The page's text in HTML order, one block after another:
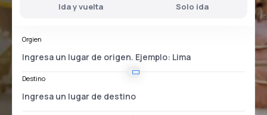
Ida y vuelta Solo ida
Orgien
Destino